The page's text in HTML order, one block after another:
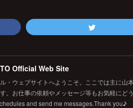
Official Web Site
・ウェブサイトへようこそ。ここでは主に山
。お仕事の依頼やメッセージ等もお気軽に
and send me messages.Thank you♪